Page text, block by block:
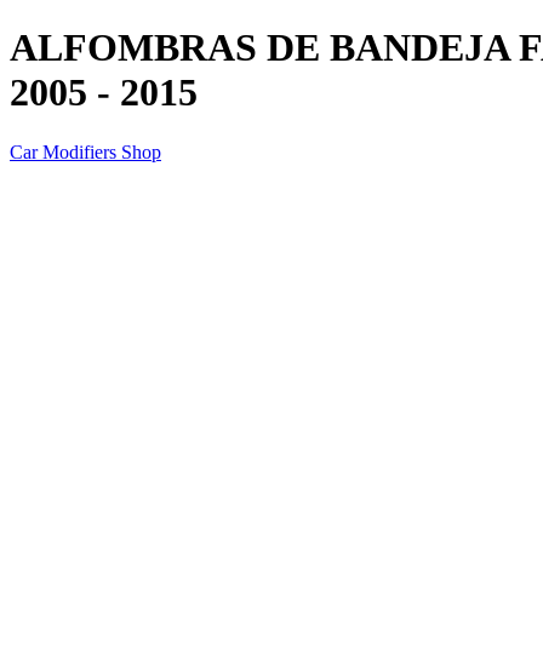
ALFOMBRAS DE BANDEJA
2005 - 2015
Car Modifiers Shop